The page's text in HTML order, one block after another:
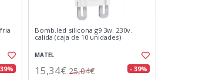
Bomb.led silicona g9 3w. 230v.
calida (caja de 10 unidades)
MATEL
15,34€ 25,04€ - 39%